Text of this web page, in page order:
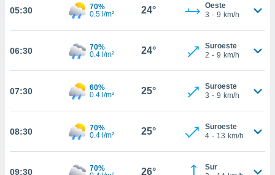
todas
ya sean
nos
en
perfil
y
05:30
70%
0.5 l/m²
24°
Oeste
3 - 9 km/h
06:30
70%
0.4 l/m²
24°
Suroeste
2 - 9 km/h
07:30
60%
0.4 l/m²
25°
Suroeste
3 - 9 km/h
08:30
70%
0.4 l/m²
25°
Suroeste
4 - 13 km/h
09:30
70%
26°
Sur